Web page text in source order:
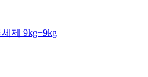
제 9kg+9kg